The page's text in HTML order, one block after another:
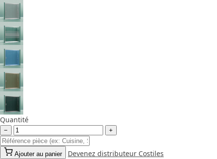
Quantité
− +
Ajouter au panier
Devenez distributeur Costiles